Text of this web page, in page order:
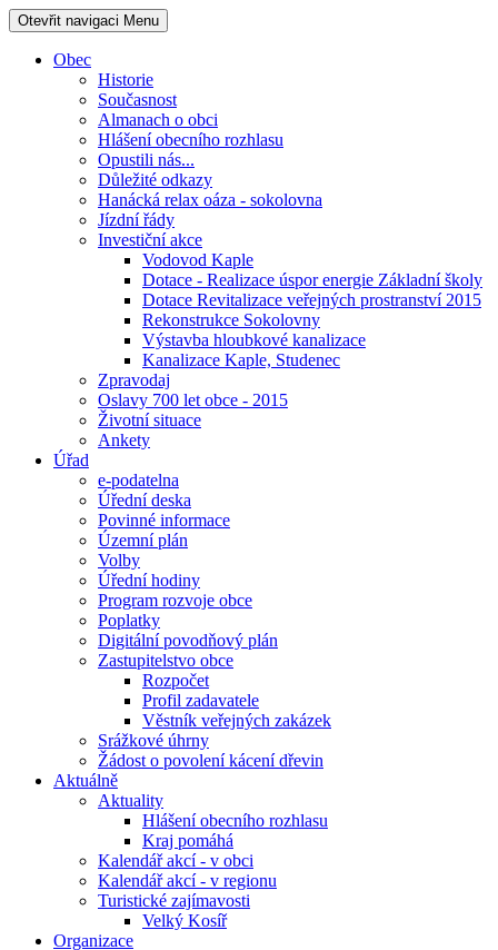
Otevřit navigaci Menu
Obec
Historie
Současnost
Almanach o obci
Hlášení obecního rozhlasu
Opustili nás...
Důležité odkazy
Hanácká relax oáza - sokolovna
Jízdní řády
Investiční akce
Vodovod Kaple
Dotace - Realizace úspor energie Základní školy
Dotace Revitalizace veřejných prostranství 2015
Rekonstrukce Sokolovny
Výstavba hloubkové kanalizace
Kanalizace Kaple, Studenec
Zpravodaj
Oslavy 700 let obce - 2015
Životní situace
Ankety
Úřad
e-podatelna
Úřední deska
Povinné informace
Územní plán
Volby
Úřední hodiny
Program rozvoje obce
Poplatky
Digitální povodňový plán
Zastupitelstvo obce
Rozpočet
Profil zadavatele
Věstník veřejných zakázek
Srážkové úhrny
Žádost o povolení kácení dřevin
Aktuálně
Aktuality
Hlášení obecního rozhlasu
Kraj pomáhá
Kalendář akcí - v obci
Kalendář akcí - v regionu
Turistické zajímavosti
Velký Kosíř
Organizace